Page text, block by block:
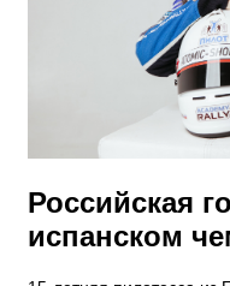
Российская
испанском